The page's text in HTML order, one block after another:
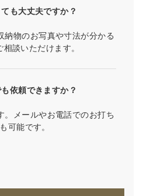
も大丈夫ですか？
納物のお写真や寸法が分かる
談いただけます。
依頼できますか？
。メールやお電話でのお打ち
可能です。